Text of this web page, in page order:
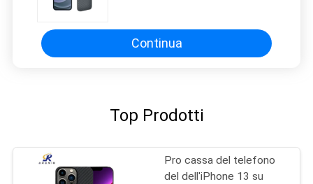
Continua
Top Prodotti
Pro cassa del telefono
del dell'iPhone 13 su